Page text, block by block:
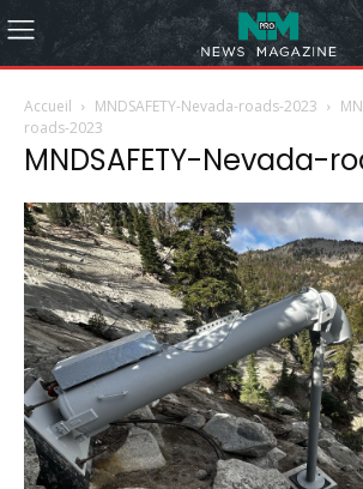
Accueil MNDSAFETY-Nevada-roads-2023
roads-2023
MNDSAFETY-Nevada-